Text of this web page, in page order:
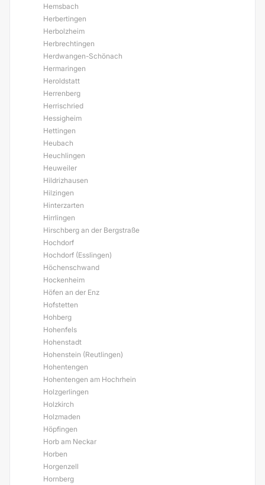
Hemsbach
Herbertingen
Herbolzheim
Herbrechtingen
Herdwangen-Schönach
Hermaringen
Heroldstatt
Herrenberg
Herrischried
Hessigheim
Hettingen
Heubach
Heuchlingen
Heuweiler
Hildrizhausen
Hilzingen
Hinterzarten
Hirrlingen
Hirschberg an der Bergstraße
Hochdorf
Hochdorf (Esslingen)
Höchenschwand
Hockenheim
Höfen an der Enz
Hofstetten
Hohberg
Hohenfels
Hohenstadt
Hohenstein (Reutlingen)
Hohentengen
Hohentengen am Hochrhein
Holzgerlingen
Holzkirch
Holzmaden
Höpfingen
Horb am Neckar
Horben
Horgenzell
Hornberg